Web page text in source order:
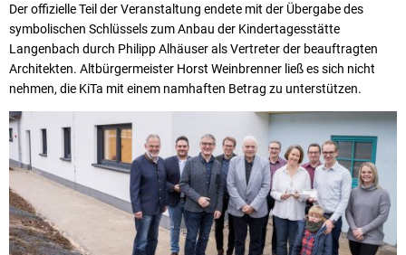
Der offizielle Teil der Veranstaltung endete mit der Übergabe des
symbolischen Schlüssels zum Anbau der Kindertagesstätte
Langenbach durch Philipp Alhäuser als Vertreter der beauftragten
Architekten. Altbürgermeister Horst Weinbrenner ließ es sich nicht
nehmen, die KiTa mit einem namhaften Betrag zu unterstützen.